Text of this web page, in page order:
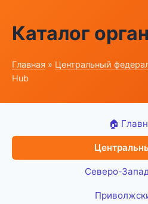
Каталог
Главная » Центральный
Hub
🏠
Северо-